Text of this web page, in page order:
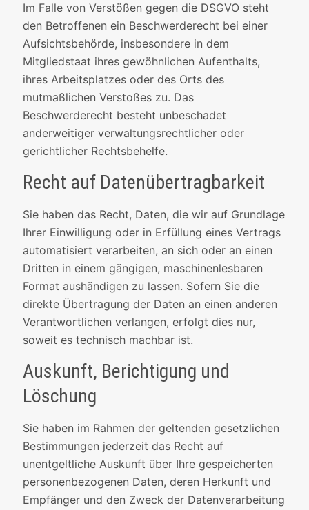
Im Falle von Verstößen gegen die DSGVO steht
den Betroffenen ein Beschwerderecht bei einer
Aufsichtsbehörde, insbesondere in dem
Mitgliedstaat ihres gewöhnlichen Aufenthalts,
ihres Arbeitsplatzes oder des Orts des
mutmaßlichen Verstoßes zu. Das
Beschwerderecht besteht unbeschadet
anderweitiger verwaltungsrechtlicher oder
gerichtlicher Rechtsbehelfe.
Recht auf Daten­übertrag­barkeit
Sie haben das Recht, Daten, die wir auf Grundlage
Ihrer Einwilligung oder in Erfüllung eines Vertrags
automatisiert verarbeiten, an sich oder an einen
Dritten in einem gängigen, maschinenlesbaren
Format aushändigen zu lassen. Sofern Sie die
direkte Übertragung der Daten an einen anderen
Verantwortlichen verlangen, erfolgt dies nur,
soweit es technisch machbar ist.
Auskunft, Berichtigung und
Löschung
Sie haben im Rahmen der geltenden gesetzlichen
Bestimmungen jederzeit das Recht auf
unentgeltliche Auskunft über Ihre gespeicherten
personenbezogenen Daten, deren Herkunft und
Empfänger und den Zweck der Datenverarbeitung